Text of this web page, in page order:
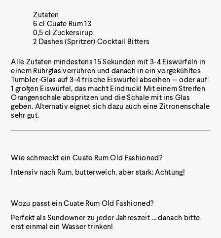
Zutaten
6 cl Cuate Rum 13
0,5 cl Zuckersirup
2 Dashes (Spritzer) Cocktail Bitters
Alle Zutaten mindestens 15 Sekunden mit 3-4 Eiswürfeln in
einem Rührglas verrühren und danach in ein vorgekühltes
Tumbler-Glas auf 3-4 frische Eiswürfel abseihen — oder auf
1 großen Eiswürfel, das macht Eindruck! Mit einem Streifen
Orangenschale abspritzen und die Schale mit ins Glas
geben. Alternativ eignet sich dazu auch eine Zitronenschale
sehr gut.
Wie schmeckt ein Cuate Rum Old Fashioned?
Intensiv nach Rum, butterweich, aber stark: Achtung!
Wozu passt ein Cuate Rum Old Fashioned?
Perfekt als Sundowner zu jeder Jahreszeit … danach bitte
erst einmal ein Wasser trinken!